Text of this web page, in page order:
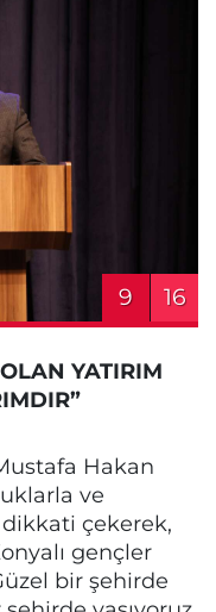
9 16
YATIRIM
Hakan
ve
çekerek,
gençler
bir şehirde